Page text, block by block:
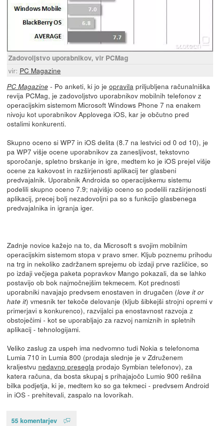
Zadovoljstvo uporabnikov, vir PCMag
vir: PC Magazine
PC Magazine- Po anketi, ki jo je opravilapriljubljena računalniška
revija PCMag, je zadovoljstvo uporabnikov mobilnih telefonov z
operacijskim sistemom Microsoft Windows Phone 7 na enakem
nivoju kot uporabnikov Applovega iOS, kar je občutno pred
ostalimi konkurenti.
Skupno oceno si WP7 in iOS delita (8.7 na lestvici od 0 od 10), je
pa WP7 višje ocene uporabnikov za zanesljivost, tekstovno
sporočanje, spletno brskanje in igre, medtem ko je iOS prejel višje
ocene za kakovost in razširjenosti aplikacij ter glasbeni
predvajalnik. Uporabnik Androida so operacijskemu sistemu
podelili skupno oceno 7.9; najvišjo oceno so podelili razširjenosti
aplikacij, precej bolj nezadovoljni pa so s funkcijo glasbenega
predvajalnika in igranja iger.
Zadnje novice kažejo na to, da Microsoft s svojim mobilnim
operacijskim sistemom stopa v pravo smer. Kljub poznemu prihodu
na trg in nekoliko zadržanem sprejemu ob izdaji prve različice, so
po izdaji večjega paketa popravkov Mango pokazali, da se lahko
postavijo ob bok najmočnejšim tekmecem. Kot prednosti
uporabniki navajajo predvsem enostaven in drugačen (love it or
hate it) vmesnik ter tekoče delovanje (kljub šibkejši strojni opremi v
primerjavi s konkurenco), razvijalci pa enostavnost razvoja z
obstoječimi - kot se uporabljajo za razvoj namiznih in spletnih
aplikacij - tehnologijami.
Veliko zaslug za uspeh ima nedvomno tudi Nokia s telefonoma
Lumia 710 in Lumia 800 (prodaja slednje je v Združenem
kraljestvu nedavno preseglaprodajo Symbian telefonov), za
katera računa, da bosta skupaj s prihajajočo Lumio 900 rešilna
bilka podjetja, ki je, medtem ko so ga tekmeci - predvsem Android
in iOS - prehitevali, zaspalo na lovorikah.
55 komentarjev